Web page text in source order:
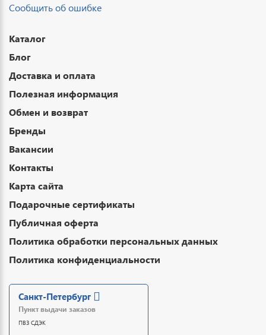
Сообщить об ошибке
Каталог
Блог
Доставка и оплата
Полезная информация
Обмен и возврат
Бренды
Вакансии
Контакты
Карта сайта
Подарочные сертификаты
Публичная оферта
Политика обработки персональных данных
Политика конфиденциальности
Санкт-Петербург
Пункт выдачи заказов
ПВЗ СДЭК